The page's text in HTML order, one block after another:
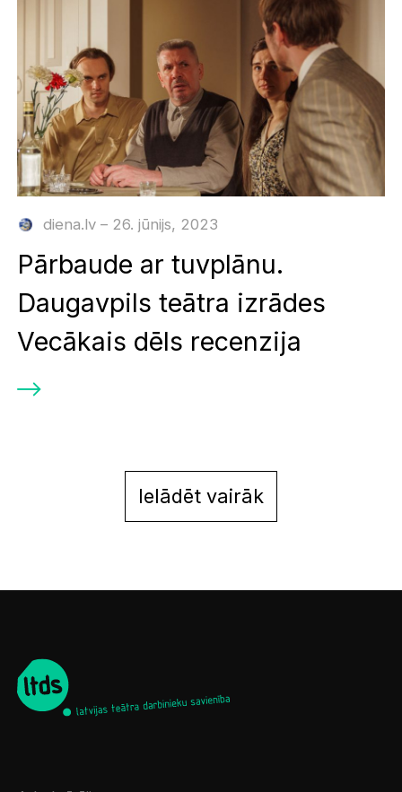
diena.lv – 26. jūnijs, 2023
Pārbaude ar tuvplānu.
Daugavpils teātra izrādes
Vecākais dēls recenzija
Ielādēt vairāk